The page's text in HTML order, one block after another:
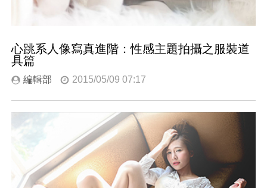
心跳系人像寫真進階：性感主題拍攝之服裝道
具篇
編輯部 2015/05/09 07:17